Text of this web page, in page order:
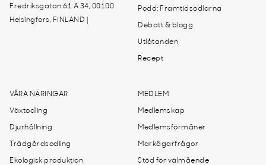
Fredriksgatan 61 A 34, 00100
Helsingfors, FINLAND |
Podd: Framtidsodlarna
Debatt & blogg
Utlåtanden
Recept
VÅRA NÄRINGAR
Växtodling
Djurhållning
Trädgårdsodling
Ekologisk produktion
MEDLEM
Medlemskap
Medlemsförmåner
Markägarfrågor
Stöd för välmående